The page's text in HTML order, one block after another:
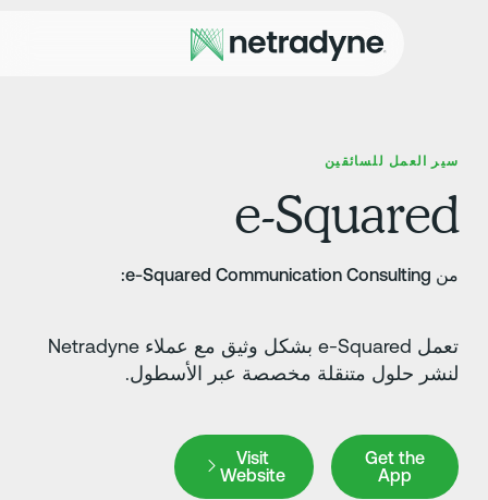
العمل للسائقين
e-
تعمل e-Squared بشكل وثيق مع عملاء Netradyne
حلول متنقلة مخصصة عبر الأسطول.
Get the
Get the
Website
Visit Website